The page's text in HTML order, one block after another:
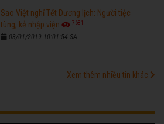
Sao Việt nghỉ Tết Dương lịch: Người tiệc
tùng, kẻ nhập viện
7681
03/01/2019 10:01:54 SA
Xem thêm nhiều tin khác